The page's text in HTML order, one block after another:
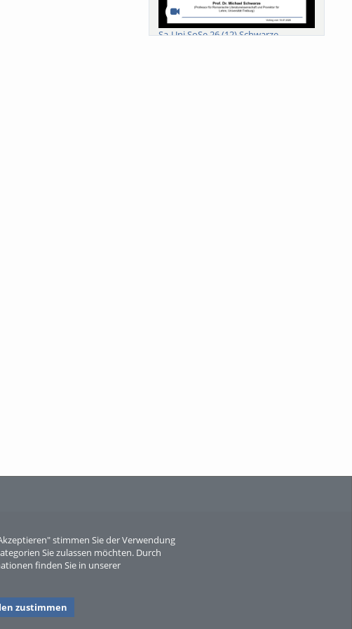
stimmen Sie der Verwendung
Sie zulassen möchten. Durch
finden Sie in unserer
zustimmen
Sa-Uni SoSe 26 (12) Schwarze